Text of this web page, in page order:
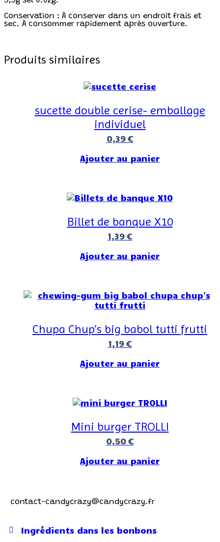
Conservation : À conserver dans un endroit frais et
sec. À consommer rapidement après ouverture.
Produits similaires
sucette double cerise- emballage
individuel
0,39 €
Ajouter au panier
Billet de banque X10
1,39 €
Ajouter au panier
Chupa Chup’s big babol tutti frutti
1,19 €
Ajouter au panier
Mini burger TROLLI
0,50 €
Ajouter au panier
contact-candycrazy@candycrazy.fr
Ingrédients dans les bonbons